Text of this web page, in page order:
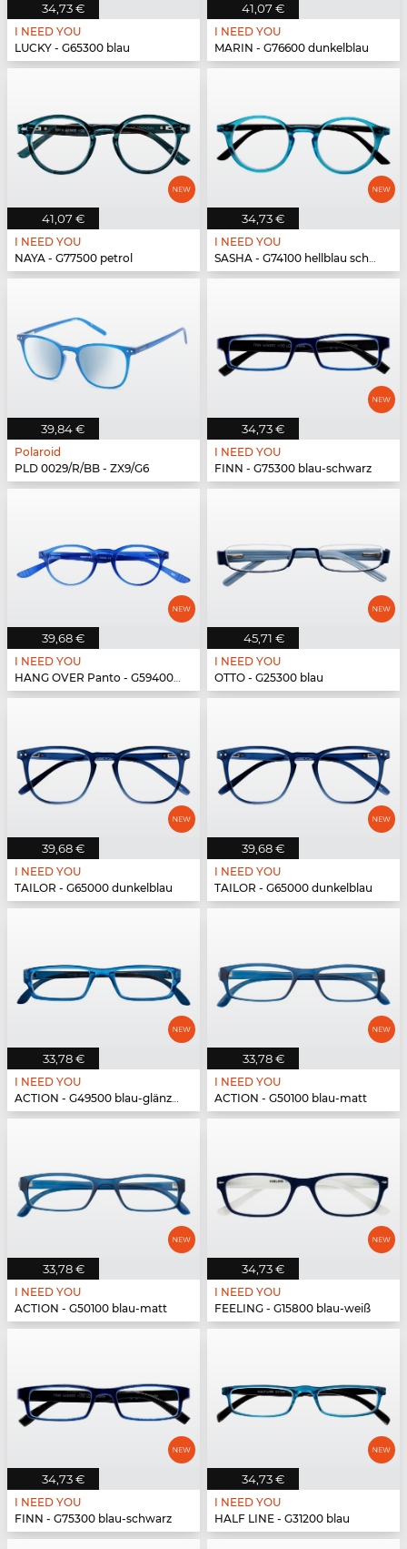
34,73 €
I NEED YOU
LUCKY - G65300 blau
41,07 €
I NEED YOU
MARIN - G76600 dunkelblau
41,07 €
I NEED YOU
NAYA - G77500 petrol
34,73 €
I NEED YOU
SASHA - G74100 hellblau schwarz
39,84 €
Polaroid
PLD 0029/R/BB - ZX9/G6
34,73 €
I NEED YOU
FINN - G75300 blau-schwarz
39,68 €
I NEED YOU
HANG OVER Panto - G59400 blau
45,71 €
I NEED YOU
OTTO - G25300 blau
39,68 €
I NEED YOU
TAILOR - G65000 dunkelblau
39,68 €
I NEED YOU
TAILOR - G65000 dunkelblau
33,78 €
I NEED YOU
ACTION - G49500 blau-glänzend
33,78 €
I NEED YOU
ACTION - G50100 blau-matt
33,78 €
I NEED YOU
ACTION - G50100 blau-matt
34,73 €
I NEED YOU
FEELING - G15800 blau-weiß
34,73 €
I NEED YOU
FINN - G75300 blau-schwarz
34,73 €
I NEED YOU
HALF LINE - G31200 blau